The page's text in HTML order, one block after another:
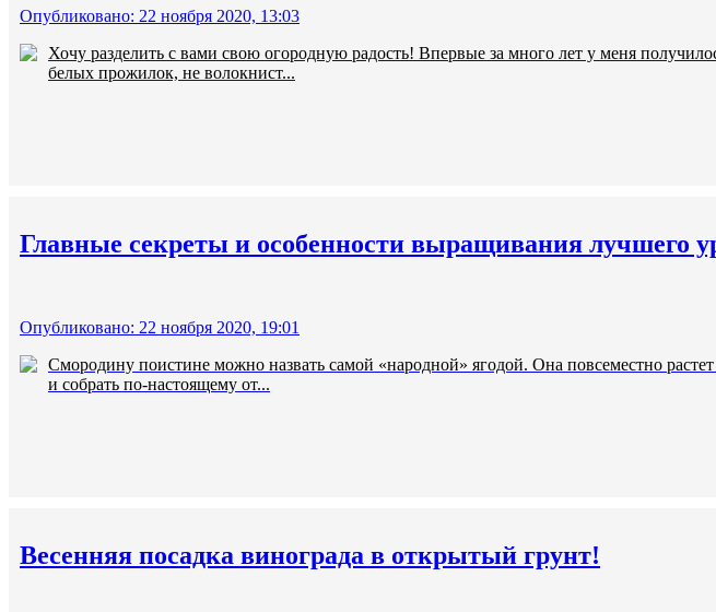
Опубликовано: 22 ноября 2020, 13:03
Хочу разделить с вами свою огородную радость! Впервые за много лет у меня
белых прожилок, не волокнист...
Главные секреты и особенности выращивания лучшего
Опубликовано: 22 ноября 2020, 19:01
Смородину поистине можно назвать самой «народной» ягодой. Она повсеместно
и собрать по-настоящему от...
Весенняя посадка винограда в открытый грунт!